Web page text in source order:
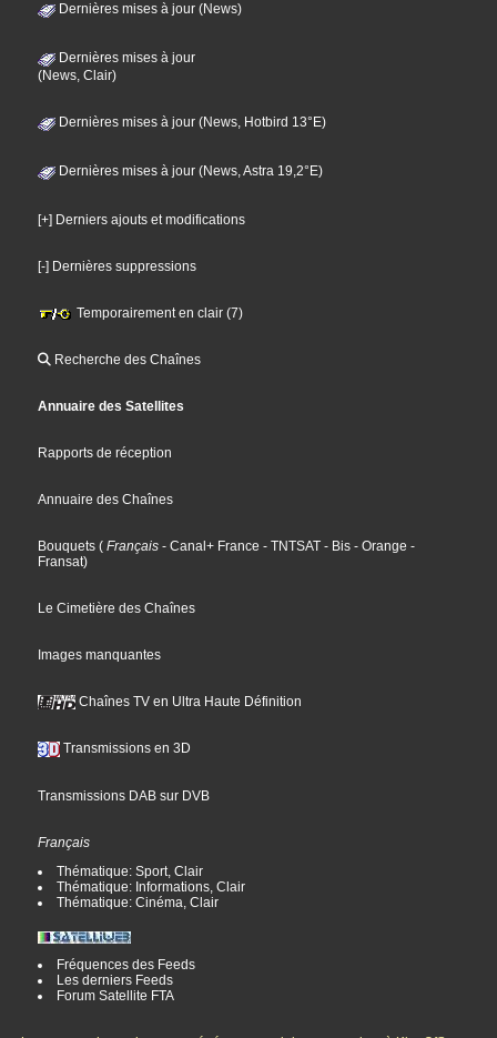
Dernières mises à jour (News)
Dernières mises à jour
(News, Clair)
Dernières mises à jour (News, Hotbird 13°E)
Dernières mises à jour (News, Astra 19,2°E)
[+] Derniers ajouts et modifications
[-] Dernières suppressions
Temporairement en clair (7)
Recherche des Chaînes
Annuaire des Satellites
Rapports de réception
Annuaire des Chaînes
Bouquets ( Français - Canal+ France - TNTSAT - Bis - Orange -
Fransat)
Le Cimetière des Chaînes
Images manquantes
Chaînes TV en Ultra Haute Définition
Transmissions en 3D
Transmissions DAB sur DVB
Français
Thématique: Sport, Clair
Thématique: Informations, Clair
Thématique: Cinéma, Clair
Fréquences des Feeds
Les derniers Feeds
Forum Satellite FTA